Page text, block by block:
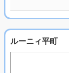
ルーニィ平町